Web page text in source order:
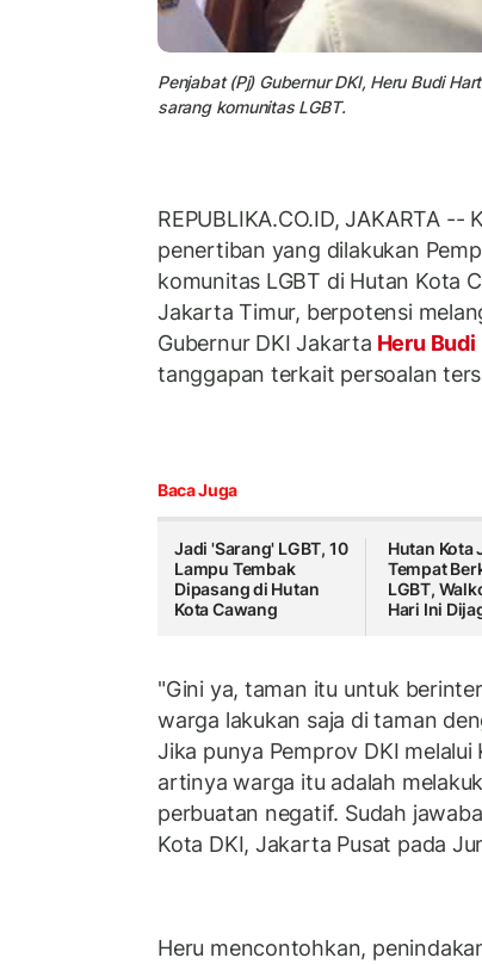
Penjabat (Pj) Gubernur DKI, Heru Budi
sarang komunitas LGBT.
REPUBLIKA.CO.ID, JAKARTA --
penertiban yang dilakukan
komunitas LGBT di Hutan Kota
Jakarta Timur, berpotensi
Gubernur DKI Jakarta Heru
tanggapan terkait persoalan
Baca Juga
Jadi 'Sarang' LGBT, 10
Lampu Tembak
Dipasang di Hutan
Kota Cawang
Hutan Kota
Tempat
LGBT,
Hari Ini
"Gini ya, taman itu untuk
warga lakukan saja di taman
Jika punya Pemprov DKI
artinya warga itu adalah
perbuatan negatif. Sudah
Kota DKI, Jakarta Pusat pada
Heru mencontohkan,